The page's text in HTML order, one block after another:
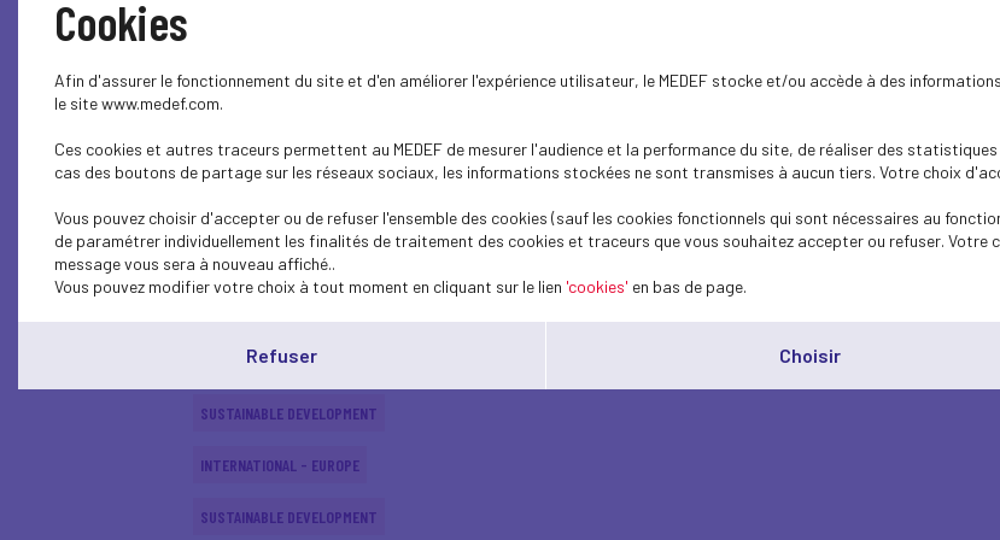
SUSTAINABLE DEVELOPMENT
SUSTAINABLE DEVELOPMENT
SUSTAINABLE DEVELOPMENT
SUSTAINABLE DEVELOPMENT
SUSTAINABLE DEVELOPMENT
INTERNATIONAL - EUROPE
SUSTAINABLE DEVELOPMENT
Cookies
Afin d'assurer le fonctionnement du site et d'en améliorer l'expérience utilisateur, le MEDEF stocke et/ou accède à des
le site www.medef.com.
Ces cookies et autres traceurs permettent au MEDEF de mesurer l'audience et la performance du site, de réaliser des
cas des boutons de partage sur les réseaux sociaux, les informations stockées ne sont transmises à aucun tiers. Votre choix
Vous pouvez choisir d'accepter ou de refuser l'ensemble des cookies (sauf les cookies fonctionnels qui sont nécessaires au
de paramétrer individuellement les finalités de traitement des cookies et traceurs que vous souhaitez accepter ou refuser. Votre
message vous sera à nouveau affiché..
Vous pouvez modifier votre choix à tout moment en cliquant sur le lien 'cookies' en bas de page.
Refuser Choisir